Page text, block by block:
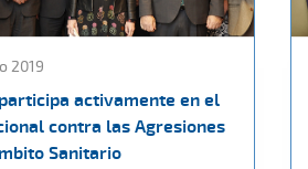
2019
activamente en el
contra las Agresiones
Sanitario